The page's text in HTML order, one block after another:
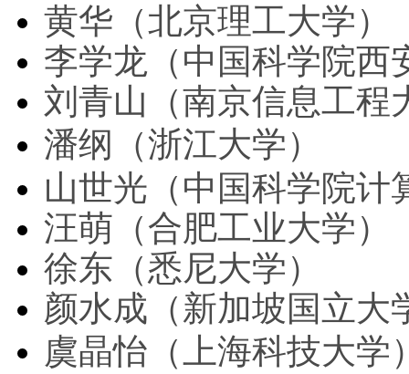
黄华（北京理工大学）
李学龙（中国科学院西
刘青山（南京信息工程
潘纲（浙江大学）
山世光（中国科学院计
汪萌（合肥工业大学）
徐东（悉尼大学）
颜水成（新加坡国立大
虞晶怡（上海科技大学